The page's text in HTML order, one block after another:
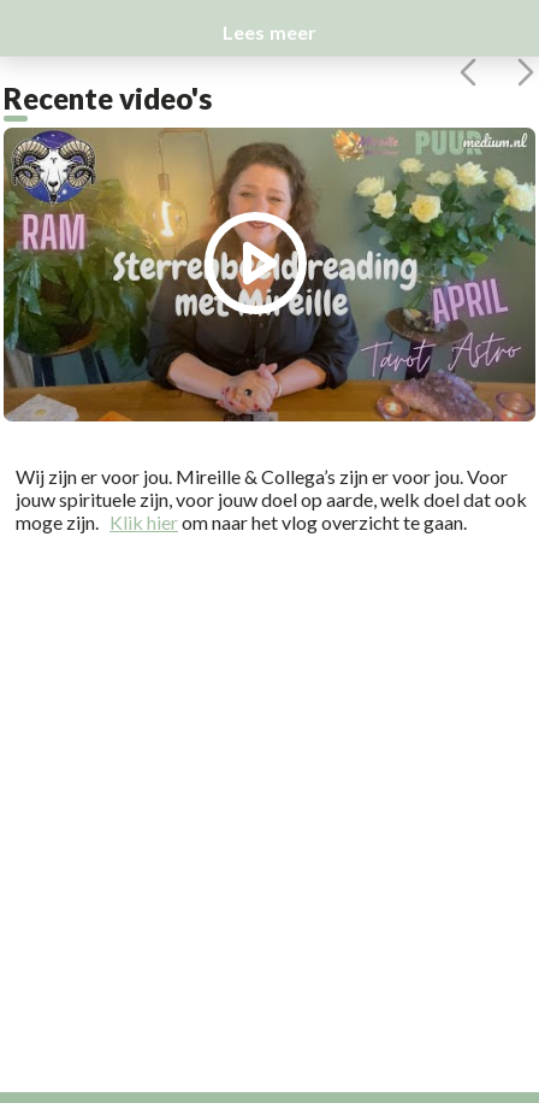
Lees meer
Recente video's
Wij zijn er voor jou. Mireille & Collega’s zijn er voor jou. Voor
jouw spirituele zijn, voor jouw doel op aarde, welk doel dat ook
moge zijn. Klik hierom naar het vlog overzicht te gaan.